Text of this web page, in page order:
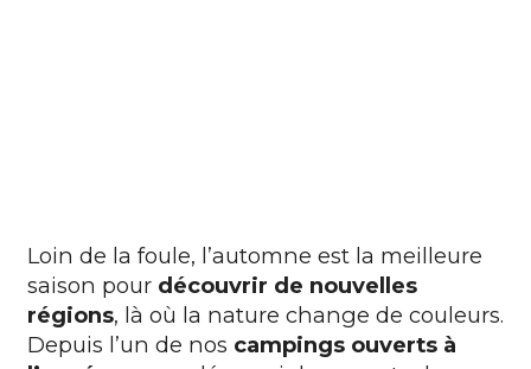
Loin de la foule, l’automne est la meilleure
saison pour découvrir de nouvelles
régions, là où la nature change de couleurs.
Depuis l’un de nos campings ouverts à